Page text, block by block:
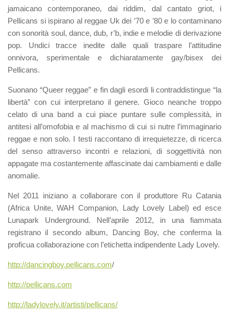
jamaicano contemporaneo, dai riddim, dal cantato griot, i
Pellicans si ispirano al reggae Uk dei ’70 e ’80 e lo contaminano
con sonorità soul, dance, dub, r’b, indie e melodie di derivazione
pop. Undici tracce inedite dalle quali traspare l’attitudine
onnivora, sperimentale e dichiaratamente gay/bisex dei
Pellicans.
Suonano “Queer reggae” e fin dagli esordi li contraddistingue “la
libertà” con cui interpretano il genere. Gioco neanche troppo
celato di una band a cui piace puntare sulle complessità, in
antitesi all’omofobia e al machismo di cui si nutre l’immaginario
reggae e non solo. I testi raccontano di irrequietezze, di ricerca
del senso attraverso incontri e relazioni, di soggettività non
appagate ma costantemente affascinate dai cambiamenti e dalle
anomalie.
Nel 2011 iniziano a collaborare con il produttore Ru Catania
(Africa Unite, WAH Companion, Lady Lovely Label) ed esce
Lunapark Underground. Nell’aprile 2012, in una fiammata
registrano il secondo album, Dancing Boy, che conferma la
proficua collaborazione con l’etichetta indipendente Lady Lovely.
http://dancingboy.pellicans.com/
http://pellicans.com
http://ladylovely.it/artisti/pellicans/